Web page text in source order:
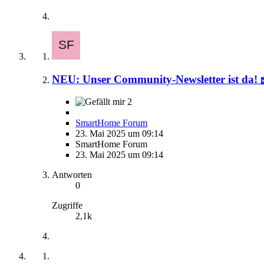
NEU: Unser Community-Newsletter ist da!
2
SmartHome Forum
23. Mai 2025 um 09:14
SmartHome Forum
23. Mai 2025 um 09:14
Antworten
0
Zugriffe
2,1k